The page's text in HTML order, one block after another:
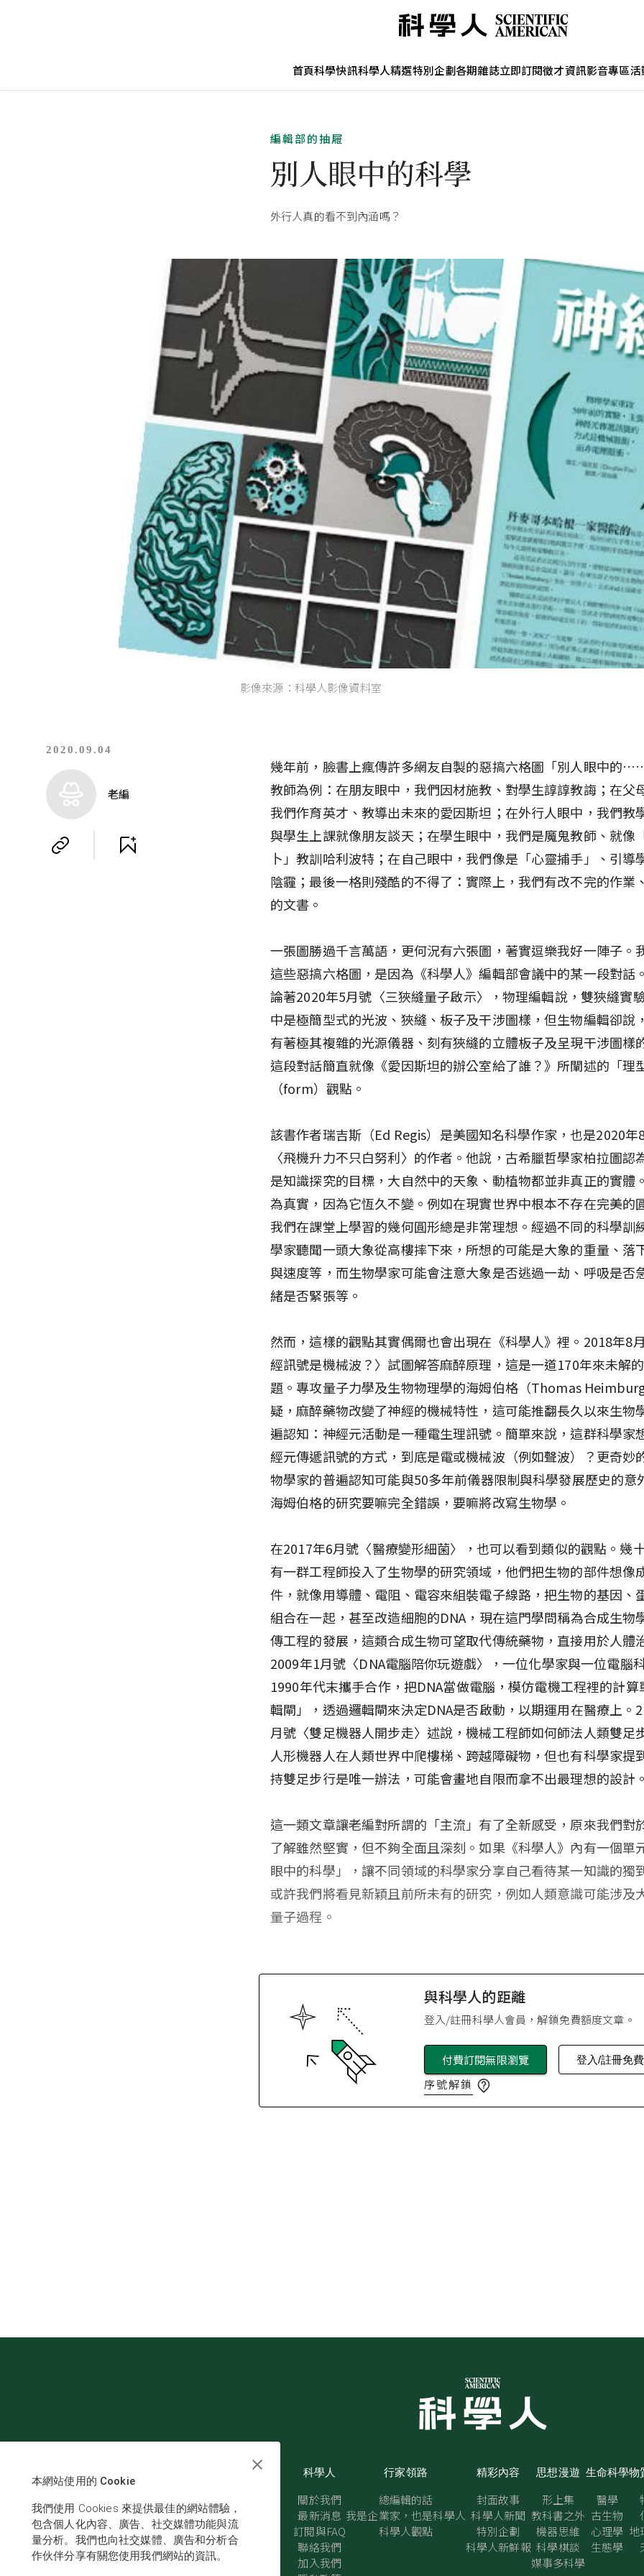
首頁科學快訊科學人精選特別企劃各期雜誌立即訂閱徵才資訊影音專區活
編輯部的抽屜
別人眼中的科學
外行人真的看不到內涵嗎？
影像來源：科學人影像資料室
2020.09.04
老編
幾年前，臉書上瘋傳許多網友自製的惡搞六格圖「別人眼中的
教師為例：在朋友眼中，我們因材施教、對學生諄諄教誨；在父
我們作育英才、教導出未來的愛因斯坦；在外行人眼中，我們教
與學生上課就像朋友談天；在學生眼中，我們是魔鬼教師、就像
卜」教訓哈利波特；在自己眼中，我們像是「心靈捕手」、引導
陰霾；最後一格則殘酷的不得了：實際上，我們有改不完的作業
的文書。
一張圖勝過千言萬語，更何況有六張圖，著實逗樂我好一陣子。
這些惡搞六格圖，是因為《科學人》編輯部會議中的某一段對話
論著2020年5月號〈三狹縫量子啟示〉，物理編輯說，雙狹縫實
中是極簡型式的光波、狹縫、板子及干涉圖樣，但生物編輯卻說
有著極其複雜的光源儀器、刻有狹縫的立體板子及呈現干涉圖樣
這段對話簡直就像《愛因斯坦的辦公室給了誰？》所闡述的「理
（form）觀點。
該書作者瑞吉斯（Ed Regis）是美國知名科學作家，也是2020年
〈飛機升力不只白努利〉的作者。他說，古希臘哲學家柏拉圖認
是知識探究的目標，大自然中的天象、動植物都並非真正的實體
為真實，因為它恆久不變。例如在現實世界中根本不存在完美的
我們在課堂上學習的幾何圓形總是非常理想。經過不同的科學訓
學家聽聞一頭大象從高樓摔下來，所想的可能是大象的重量、落
與速度等，而生物學家可能會注意大象是否逃過一劫、呼吸是否
緒是否緊張等。
然而，這樣的觀點其實偶爾也會出現在《科學人》裡。2018年8
經訊號是機械波？〉試圖解答麻醉原理，這是一道170年來未解
題。專攻量子力學及生物物理學的海姆伯格（Thomas
疑，麻醉藥物改變了神經的機械特性，這可能推翻長久以來生物
遍認知：神經元活動是一種電生理訊號。簡單來說，這群科學家
經元傳遞訊號的方式，到底是電或機械波（例如聲波）？更奇妙
物學家的普遍認知可能與50多年前儀器限制與科學發展歷史的意
海姆伯格的研究要嘛完全錯誤，要嘛將改寫生物學。
在2017年6月號〈醫療變形細菌〉，也可以看到類似的觀點。幾
有一群工程師投入了生物學的研究領域，他們把生物的部件想像
件，就像用導體、電阻、電容來組裝電子線路，把生物的基因、
組合在一起，甚至改造細胞的DNA，現在這門學問稱為合成生物
傳工程的發展，這類合成生物可望取代傳統藥物，直接用於人體
2009年1月號〈DNA電腦陪你玩遊戲〉，一位化學家與一位電腦
1990年代末攜手合作，把DNA當做電腦，模仿電機工程裡的計算
輯閘」，透過邏輯閘來決定DNA是否啟動，以期運用在醫療上。
月號〈雙足機器人開步走〉述說，機械工程師如何師法人類雙足
人形機器人在人類世界中爬樓梯、跨越障礙物，但也有科學家提
持雙足步行是唯一辦法，可能會畫地自限而拿不出最理想的設計
這一類文章讓老編對所謂的「主流」有了全新感受，原來我們對
了解雖然堅實，但不夠全面且深刻。如果《科學人》內有一個單
眼中的科學」，讓不同領域的科學家分享自己看待某一知識的獨
或許我們將看見新穎且前所未有的研究，例如人類意識可能涉及
量子過程。
與科學人的距離
登入/註冊科學人會員，解鎖免費額度文章。
付費訂閱無限瀏覽 登入/註冊免
序號解鎖
科學人
關於我們
最新消息
訂閱與FAQ
聯絡我們
加入我們
行家領路
總編輯的話
我是企業家，也是科學人
科學人觀點
精彩內容
封面故事
科學人新聞
特別企劃
科學人新鮮報
思想漫遊
形上集
教科書之外
機器思維
科學棋談
媒事多科學
生命科學
醫學
古生物
心理學
生態學
物
地
本網站使用的 Cookie
我們使用 Cookies 來提供最佳的網站體驗，
包含個人化內容、廣告、社交媒體功能與流
量分析。我們也向社交媒體、廣告和分析合
作伙伴分享有關您使用我們網站的資訊。